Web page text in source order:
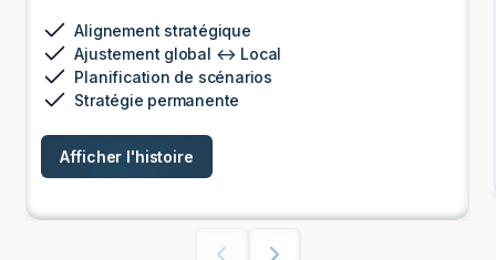
Alignement stratégique
Ajustement global ↔ Local
Planification de scénarios
Stratégie permanente
Afficher l'histoire